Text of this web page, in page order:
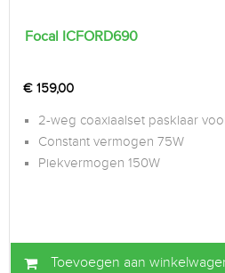
Focal ICFORD690
€ 159,00
2-weg coaxiaalset pasklaar
Constant vermogen 75W
Piekvermogen 150W
Toevoegen aan